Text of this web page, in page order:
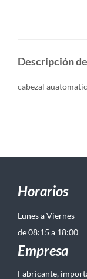
Descripción
cabezal
Horarios
Lunes a Viernes
de 08:15 a 18:00
Empresa
Fabricante,